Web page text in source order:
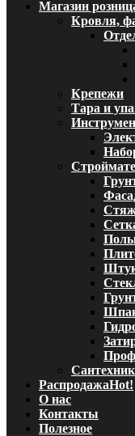
Магазин
Кровля,
Крепежи
Тара и
РаспродажаHot!
О нас
Контакты
Полезное